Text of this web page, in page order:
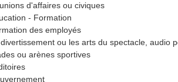
d'affaires ou civiques
- Formation
des employés
ou les arts du spectacle, audio
ou arènes sportives